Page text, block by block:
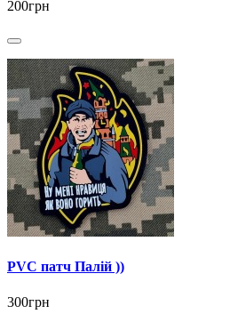
200грн
PVC патч Палій ))
300грн